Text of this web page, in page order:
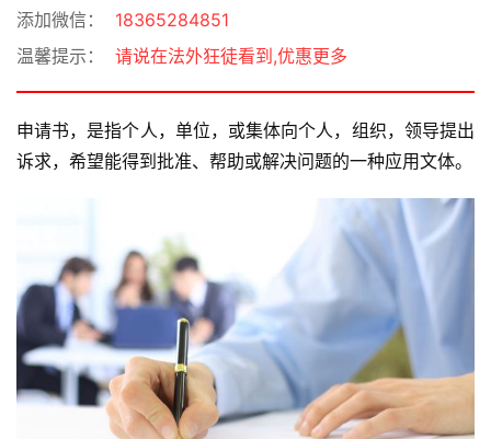
页
添加微信：
18365284851
温馨提示：
请说在法外狂徒看到,优惠更多
申请书，是指个人，单位，或集体向个人，组织，领导提出
诉求，希望能得到批准、帮助或解决问题的一种应用文体。